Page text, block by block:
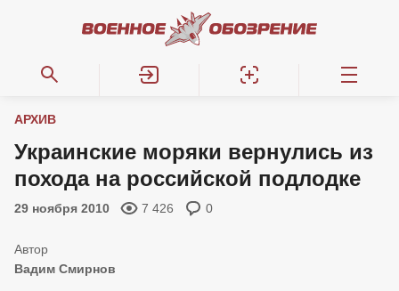
АРХИВ
Украинские моряки вернулись из
похода на российской подлодке
29 ноября 2010 7 426 0
Вадим Смирнов